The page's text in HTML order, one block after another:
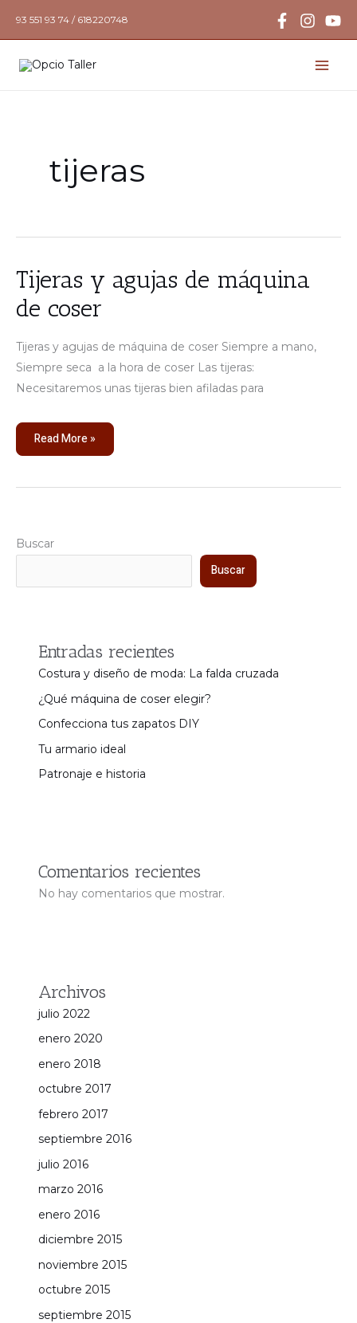
93 551 93 74 / 618220748
tijeras
Tijeras y agujas de máquina
de coser
Tijeras y agujas de máquina de coser Siempre a mano,
Siempre seca a la hora de coser Las tijeras:
Necesitaremos unas tijeras bien afiladas para
Tijeras
y
agujas
de
máquina
Read More »
Buscar
Buscar
Entradas recientes
Costura y diseño de moda: La falda cruzada
¿Qué máquina de coser elegir?
Confecciona tus zapatos DIY
Tu armario ideal
Patronaje e historia
Comentarios recientes
No hay comentarios que mostrar.
Archivos
julio 2022
enero 2020
enero 2018
octubre 2017
febrero 2017
septiembre 2016
julio 2016
marzo 2016
enero 2016
diciembre 2015
noviembre 2015
octubre 2015
septiembre 2015